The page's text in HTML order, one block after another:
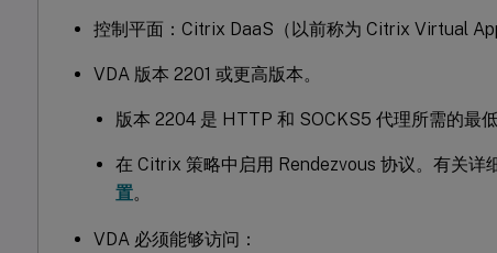
控制平面：Citrix DaaS（以前称为 Citrix Virtual
VDA 版本 2201 或更高版本。
版本 2204 是 HTTP 和 SOCKS5 代理所需的最低
在 Citrix 策略中启用 Rendezvous 协议。有关详
置。
VDA 必须能够访问：